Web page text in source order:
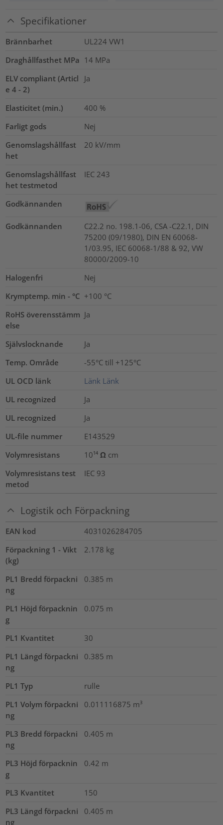
Specifikationer
Brännbarhet
UL224 VW1
Draghållfasthet MPa 14 MPa
ELV compliant (Articl
e 4 - 2)
Ja
Elasticitet (min.) 400 %
Farligt gods
Nej
Genomslagshållfast
het
20 kV/mm
Genomslagshållfast
het testmetod
IEC 243
Godkännanden
Godkännanden
C22.2 no. 198.1-06, CSA -C22.1, DIN
75200 (09/1980), DIN EN 60068-
1/03.95, IEC 60068-1/88 & 92, VW
80000/2009-10
Halogenfri
Nej
Krymptemp. min - °C +100 °C
RoHS överensstämm
else
Ja
Självslocknande
Ja
Temp. Område
-55°C till +125°C
UL OCD länk
Länk Länk
UL recognized
Ja
UL recognized
Ja
UL-file nummer
E143529
Volymresistans
10¹⁴ Ω cm
Volymresistans test
metod
IEC 93
Logistik och Förpackning
EAN kod
4031026284705
Förpackning 1 - Vikt
(kg)
2.178 kg
PL1 Bredd förpackni
ng
0.385 m
PL1 Höjd förpacknin
g
0.075 m
PL1 Kvantitet
30
PL1 Längd förpackni
ng
0.385 m
PL1 Typ
rulle
PL1 Volym förpackni
ng
0.011116875 m³
PL3 Bredd förpackni
ng
0.405 m
PL3 Höjd förpacknin
g
0.42 m
PL3 Kvantitet
150
PL3 Längd förpackni
ng
0.405 m